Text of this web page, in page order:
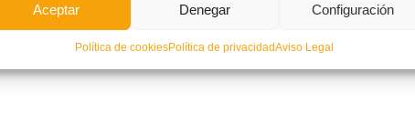
Aceptar Denegar Configuración
Política de cookiesPolítica de privacidadAviso Legal